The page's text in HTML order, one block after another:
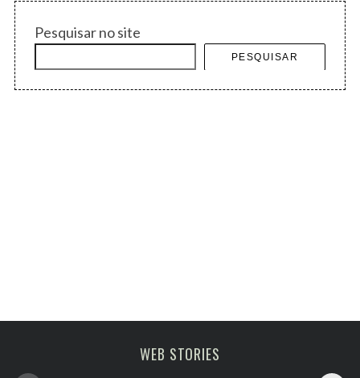
Pesquisar no site
PESQUISAR
WEB STORIES
Melhoras atrações
de Paris
viagem em fevereiro